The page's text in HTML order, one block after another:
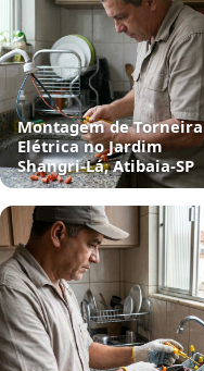
Montagem de Torneira
Elétrica no Jardim
Shangri-Lá, Atibaia‑SP